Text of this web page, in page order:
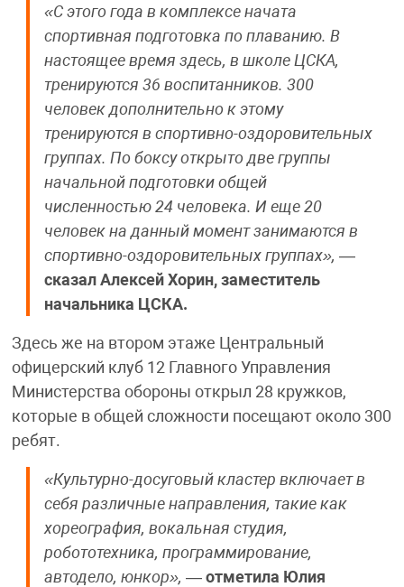
«С этого года в комплексе начата
спортивная подготовка по плаванию. В
настоящее время здесь, в школе ЦСКА,
тренируются 36 воспитанников. 300
человек дополнительно к этому
тренируются в спортивно-оздоровительных
группах. По боксу открыто две группы
начальной подготовки общей
численностью 24 человека. И еще 20
человек на данный момент занимаются в
спортивно-оздоровительных группах», —
сказал Алексей Хорин, заместитель
начальника ЦСКА.
Здесь же на втором этаже Центральный
офицерский клуб 12 Главного Управления
Министерства обороны открыл 28 кружков,
которые в общей сложности посещают около 300
ребят.
«Культурно-досуговый кластер включает в
себя различные направления, такие как
хореография, вокальная студия,
робототехника, программирование,
автодело, юнкор», —отметила Юлия